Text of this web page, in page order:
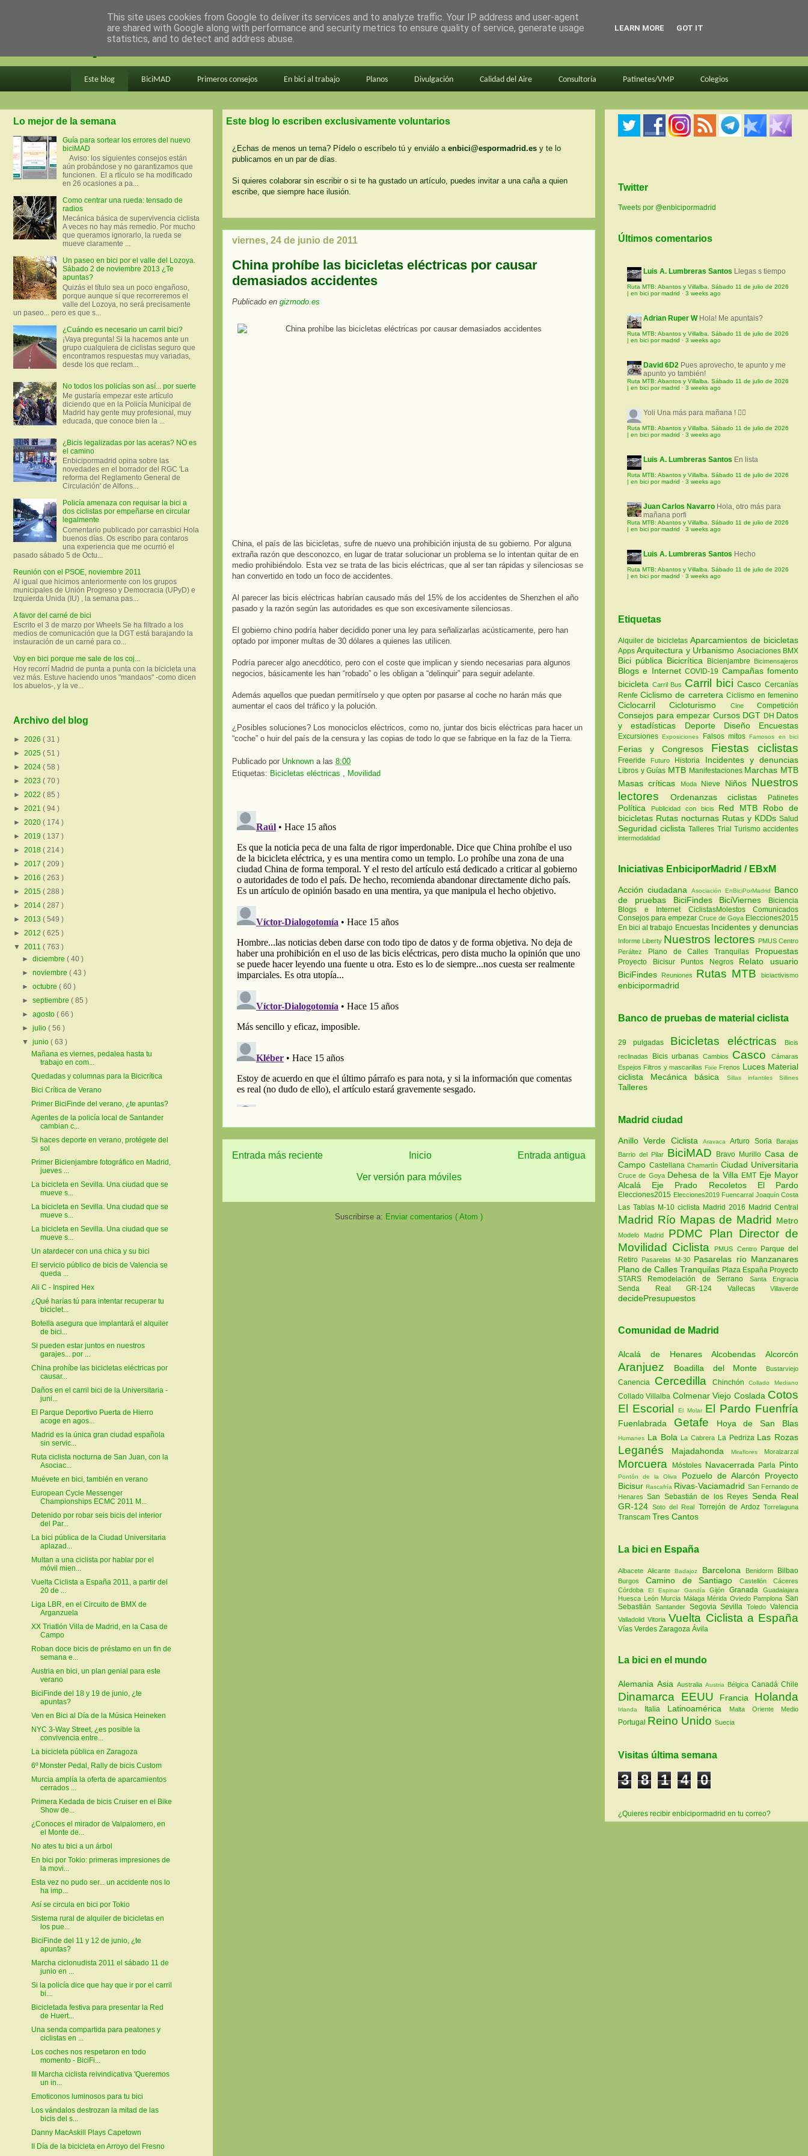
en bici por madrid
Este blog BiciMAD Primeros consejos En bici al trabajo Planos Divulgación Calidad del Aire Consultoría Patinetes/VMP Colegios
Este blog lo escriben exclusivamente voluntarios
¿Echas de menos un tema? Pídelo o escríbelo tú y enviálo a enbici@espormadrid.es y te lo
publicamos en un par de días.
Si quieres colaborar sin escribir o si te ha gustado un artículo, puedes invitar a una caña a quien
escribe, que siempre hace ilusión.
viernes, 24 de junio de 2011
China prohíbe las bicicletas eléctricas por causar
demasiados accidentes
Publicado en gizmodo.es
China, el país de las bicicletas, sufre de nuevo una prohibición injusta de su gobierno. Por alguna
extraña razón que desconozco, en lugar de tratar solucionar un problema se lo intentan quitar de en
medio prohibiéndolo. Esta vez se trata de las bicis eléctricas, que al ser tan rápidas y silenciosas se
han convertido en todo un foco de accidentes.
Al parecer las bicis eléctricas habrían causado más del 15% de los accidentes de Shenzhen el año
pasado y la razón según las autoridades es que son excesivamente silenciosas.
El gobierno chino podría haber decidido poner una ley para señalizarlas acústicamente, pero han
optado por imponer multas de 30 dólares a quienes las utilicen.
Podría parecer algo anecdótico, pero con el coste que implican y siendo necesarias para algunos
negocios, básicamente les han “robado” o les obligan a “delinquir” para seguir adelante.
Además aquellos que puedan permitírselo y que opten por pasarse al coche no harán más que
aumentar el caos del tráfico y la polución.
¿Posibles soluciones? Los monociclos eléctricos, como no, juntar dos bicis eléctricas para hacer un
“coche” o huir del país de la censura y las copias de todo lo que se fabrique en la faz de la Tierra.
Publicado por Unknown a las 8:00
Etiquetas: Bicicletas eléctricas , Movilidad
Entrada más reciente Entrada antigua
Inicio
Ver versión para móviles
Suscribirse a: Enviar comentarios ( Atom )
Lo mejor de la semana
Guía para sortear los errores del nuevo
biciMAD
Aviso: los siguientes consejos están
aún probándose y no garantizamos que
funcionen. El a rtículo se ha modificado
en 26 ocasiones a pa...
Como centrar una rueda: tensado de
radios
Mecánica básica de supervivencia ciclista
A veces no hay más remedio. Por mucho
que queramos ignorarlo, la rueda se
mueve claramente ...
Un paseo en bici por el valle del Lozoya.
Sábado 2 de noviembre 2013 ¿Te
apuntas?
Quizás el título sea un poco engañoso,
porque aunque sí que recorreremos el
valle del Lozoya, no será precisamente
un paseo... pero es que s...
¿Cuándo es necesario un carril bici?
¡Vaya pregunta! Si la hacemos ante un
grupo cualquiera de ciclistas seguro que
encontramos respuestas muy variadas,
desde los que reclam...
No todos los policías son así... por suerte
Me gustaría empezar este artículo
diciendo que en la Policía Municipal de
Madrid hay gente muy profesional, muy
educada, que conoce bien la ...
¿Bicis legalizadas por las aceras? NO es
el camino
Enbicipormadrid opina sobre las
novedades en el borrador del RGC 'La
reforma del Reglamento General de
Circulación' de Alfons...
Policía amenaza con requisar la bici a
dos ciclistas por empeñarse en circular
legalmente
Comentario publicado por carrasbici Hola
buenos días. Os escribo para contaros
una experiencia que me ocurrió el
pasado sábado 5 de Octu...
Reunión con el PSOE, noviembre 2011
Al igual que hicimos anteriormente con los grupos
municipales de Unión Progreso y Democracia (UPyD) e
Izquierda Unida (IU) , la semana pas...
A favor del carné de bici
Escrito el 3 de marzo por Wheels Se ha filtrado a los
medios de comunicación que la DGT está barajando la
instauración de un carné para co...
Voy en bici porque me sale de los coj...
Hoy recorrí Madrid de punta a punta con la bicicleta una
vez más. Estuve haciendo unos "mandaos" -como dicen
los abuelos-, y la ve...
Archivo del blog
► 2026 ( 31 )
► 2025 ( 51 )
► 2024 ( 58 )
► 2023 ( 70 )
► 2022 ( 85 )
► 2021 ( 94 )
► 2020 ( 174 )
► 2019 ( 137 )
► 2018 ( 214 )
► 2017 ( 209 )
► 2016 ( 263 )
► 2015 ( 288 )
► 2014 ( 287 )
► 2013 ( 549 )
► 2012 ( 625 )
▼ 2011 ( 763 )
►diciembre( 40 )
►noviembre( 43 )
►octubre( 60 )
►septiembre( 85 )
►agosto( 66 )
►julio( 56 )
▼junio( 63 )
Mañana es viernes, pedalea hasta tu
trabajo en com...
Quedadas y columnas para la Bicicrítica
Bici Crítica de Verano
Primer BiciFinde del verano, ¿te apuntas?
Agentes de la policía local de Santander
cambian c...
Si haces deporte en verano, protégete del
sol
Primer Bicienjambre fotográfico en Madrid,
jueves ...
La bicicleta en Sevilla. Una ciudad que se
mueve s...
La bicicleta en Sevilla. Una ciudad que se
mueve s...
La bicicleta en Sevilla. Una ciudad que se
mueve s...
Un atardecer con una chica y su bici
El servicio público de bicis de Valencia se
queda ...
Ali C - Inspired Hex
¿Qué harías tú para intentar recuperar tu
biciclet...
Botella asegura que implantará el alquiler
de bici...
Si pueden estar juntos en nuestros
garajes... por ...
China prohíbe las bicicletas eléctricas por
causar...
Daños en el carril bici de la Universitaria -
juni...
El Parque Deportivo Puerta de Hierro
acoge en agos...
Madrid es la única gran ciudad española
sin servic...
Ruta ciclista nocturna de San Juan, con la
Asociac...
Muévete en bici, también en verano
European Cycle Messenger
Championships ECMC 2011 M...
Detenido por robar seis bicis del interior
del Par...
La bici pública de la Ciudad Universitaria
aplazad...
Multan a una ciclista por hablar por el
móvil mien...
Vuelta Ciclista a España 2011, a partir del
20 de ...
Liga LBR, en el Circuito de BMX de
Arganzuela
XX Triatlón Villa de Madrid, en la Casa de
Campo
Roban doce bicis de préstamo en un fin de
semana e...
Austria en bici, un plan genial para este
verano
BiciFinde del 18 y 19 de junio, ¿te
apuntas?
Ven en Bici al Día de la Música Heineken
NYC 3-Way Street, ¿es posible la
convivencia entre...
La bicicleta pública en Zaragoza
6º Monster Pedal, Rally de bicis Custom
Murcia amplía la oferta de aparcamientos
cerrados ...
Primera Kedada de bicis Cruiser en el Bike
Show de...
¿Conoces el mirador de Valpalomero, en
el Monte de...
No ates tu bici a un árbol
En bici por Tokio: primeras impresiones de
la movi...
Esta vez no pudo ser... un accidente nos lo
ha imp...
Así se circula en bici por Tokio
Sistema rural de alquiler de bicicletas en
los pue...
BiciFinde del 11 y 12 de junio, ¿te
apuntas?
Marcha ciclonudista 2011 el sábado 11 de
junio en ...
Si la policía dice que hay que ir por el carril
bi...
Bicicletada festiva para presentar la Red
de Huert...
Una senda compartida para peatones y
ciclistas en ...
Los coches nos respetaron en todo
momento - BiciFi...
III Marcha ciclista reivindicativa 'Queremos
un in...
Emoticonos luminosos para tu bici
Los vándalos destrozan la mitad de las
bicis del s...
Danny MacAskill Plays Capetown
II Día de la bicicleta en Arroyo del Fresno
Twitter
Tweets por @enbicipormadrid
Últimos comentarios
Luis A. Lumbreras Santos Llegas s tiempo
Ruta MTB: Abantos y Villalba. Sábado 11 de julio de 2026
| en bici por madrid · 3 weeks ago
Adrian Ruper W Hola! Me apuntais?
Ruta MTB: Abantos y Villalba. Sábado 11 de julio de 2026
| en bici por madrid · 3 weeks ago
David 6D2 Pues aprovecho, te apunto y me
apunto yo también!
Ruta MTB: Abantos y Villalba. Sábado 11 de julio de 2026
| en bici por madrid · 3 weeks ago
Yoli Una más para mañana ! 🚵‍♀️
Ruta MTB: Abantos y Villalba. Sábado 11 de julio de 2026
| en bici por madrid · 3 weeks ago
Luis A. Lumbreras Santos En lista
Ruta MTB: Abantos y Villalba. Sábado 11 de julio de 2026
| en bici por madrid · 3 weeks ago
Juan Carlos Navarro Hola, otro más para
mañana porfi
Ruta MTB: Abantos y Villalba. Sábado 11 de julio de 2026
| en bici por madrid · 3 weeks ago
Luis A. Lumbreras Santos Hecho
Ruta MTB: Abantos y Villalba. Sábado 11 de julio de 2026
| en bici por madrid · 3 weeks ago
Etiquetas
Alquiler de bicicletasAparcamientos de bicicletas
AppsArquitectura y Urbanismo Asociaciones BMX
Bici pública Bicicrítica Bicienjambre Bicimensajeros
Blogs e InternetCOVID-19 Campañas fomento
bicicleta Carril Bus Carril biciCascoCercanías
RenfeCiclismo de carretera Ciclismo en femenino
CiclocarrilCicloturismo CineCompetición
Consejos para empezar Cursos DGT DH Datos
y estadísticas Deporte Diseño Encuestas
ExcursionesExposiciones Falsos mitosFamosos en bici
Ferias y Congresos Fiestas ciclistas
Freeride Futuro Historia Incidentes y denuncias
Libros y Guías MTB Manifestaciones Marchas MTB
Masas críticas
Moda Nieve Niños Nuestros
lectores
Ordenanzas ciclistas Patinetes
Política Publicidad con bicis Red MTB Robo de
bicicletas Rutas nocturnas Rutas y KDDs Salud
Seguridad ciclistaTalleres Trial Turismoaccidentes
intermodalidad
Iniciativas EnbiciporMadrid / EBxM
Acción ciudadana Asociación EnBiciPorMadrid
Banco
de pruebas
BiciFindes BiciViernes
Biciencia
Blogs e Internet
CiclistasMolestos
Comunicados
Consejos para empezar Cruce de Goya Elecciones2015
En bici al trabajo Encuestas Incidentes y denuncias
Informe Liberty Nuestros lectores
PMUS Centro
Peráltez
Plano de Calles Tranquilas Propuestas
Proyecto Bicisur Puntos Negros
Relato usuario
BiciFindes
Reuniones Rutas MTB biciactivismo
enbicipormadrid
Banco de pruebas de material ciclista
29 pulgadas Bicicletas eléctricas
Bicis
reclinadas
Bicis urbanas Cambios Casco
Cámaras
Espejos Filtros y mascarillas Fixie Frenos Luces Material
ciclista
Mecánica básica Sillas infantiles Sillines
Talleres
Madrid ciudad
Anillo Verde Ciclista AravacaArturo Soria
Barajas
Barrio del Pilar BiciMAD Bravo MurilloCasa de
Campo Castellana Chamartín Ciudad Universitaria
Cruce de Goya Dehesa de la Villa EMT Eje Mayor
Alcalá Eje Prado Recoletos El Pardo
Elecciones2015 Elecciones2019 Fuencarral Joaquín Costa
Las Tablas M-10 ciclista Madrid 2016 Madrid Central
Madrid Río Mapas de Madrid Metro
Modelo Madrid PDMC Plan Director de
Movilidad Ciclista
PMUS Centro Parque del
Retiro Pasarelas M-30 Pasarelas río Manzanares
Plano de Calles Tranquilas Plaza España Proyecto
STARS Remodelación de Serrano Santa Engracia
Senda Real GR-124 Vallecas Villaverde
decidePresupuestos
Comunidad de Madrid
Alcalá de HenaresAlcobendas Alcorcón
Aranjuez Boadilla del Monte Bustarviejo
Canencia Cercedilla ChinchónCollado Mediano
Collado Villalba Colmenar Viejo Coslada Cotos
El EscorialEl Molar El Pardo Fuenfría
Fuenlabrada Getafe Hoya de San Blas
Humanes La Bola La Cabrera La Pedriza Las Rozas
Leganés Majadahonda Miraflores Moralzarzal
Morcuera Móstoles Navacerrada Parla Pinto
Pontón de la Oliva Pozuelo de Alarcón Proyecto
BicisurRascafría Rivas-Vaciamadrid San Fernando de
HenaresSan Sebastián de los Reyes Senda Real
GR-124Soto del Real Torrejón de ArdozTorrelaguna
Transcam Tres Cantos
La bici en España
AlbaceteAlicanteBadajoz Barcelona Benidorm Bilbao
Burgos Camino de SantiagoCastellónCáceres
Córdoba El Espinar GandíaGijónGranadaGuadalajara
Huesca León Murcia Málaga Mérida Oviedo PamplonaSan
Sebastián Santander SegoviaSevillaToledoValencia
ValladolidVitoria Vuelta Ciclista a España
Vías Verdes Zaragoza Ávila
La bici en el mundo
Alemania Asia Australia Austria Bélgica Canadá Chile
Dinamarca EEUU Francia Holanda
Irlanda Italia Latinoamérica Malta Oriente Medio
Portugal Reino Unido Suecia
Visitas última semana
3 8 1 4 0
¿Quieres recibir enbicipormadrid en tu correo?
This site uses cookies from Google to deliver its services and to analyze traffic. Your IP address and user-agent
are shared with Google along with performance and security metrics to ensure quality of service, generate usage
statistics, and to detect and address abuse.
LEARN MORE GOT IT